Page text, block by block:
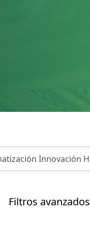
Filtros avanzados